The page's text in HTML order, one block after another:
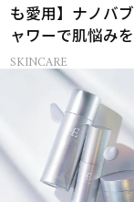
も愛用】ナノバ
ャワーで肌悩み
解決
SKINCARE